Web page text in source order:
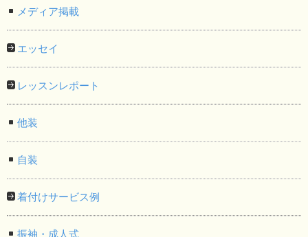
メディア掲載
エッセイ
レッスンレポート
他装
自装
着付けサービス例
振袖・成人式